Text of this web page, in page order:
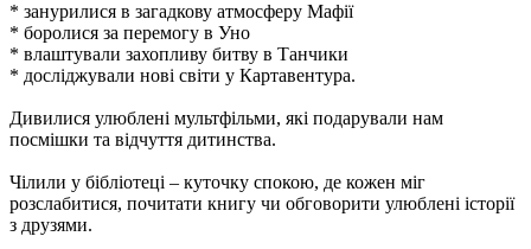
* занурилися в загадкову атмосферу Мафії
* боролися за перемогу в Уно
* влаштували захопливу битву в Танчики
* досліджували нові світи у Картавентура.
Дивилися улюблені мультфільми, які подарували нам
посмішки та відчуття дитинства.
Чілили у бібліотеці – куточку спокою, де кожен міг
розслабитися, почитати книгу чи обговорити улюблені історії
з друзями.